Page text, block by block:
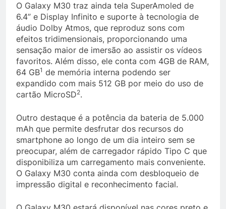
O Galaxy M30 traz ainda tela SuperAmoled de
6.4” e Display Infinito e suporte à tecnologia de
áudio Dolby Atmos, que reproduz sons com
efeitos tridimensionais, proporcionando uma
sensação maior de imersão ao assistir os vídeos
favoritos. Além disso, ele conta com 4GB de RAM,
64 GB1 de memória interna podendo ser
expandido com mais 512 GB por meio do uso de
cartão MicroSD2.
Outro destaque é a potência da bateria de 5.000
mAh que permite desfrutar dos recursos do
smartphone ao longo de um dia inteiro sem se
preocupar, além de carregador rápido Tipo C que
disponibiliza um carregamento mais conveniente.
O Galaxy M30 conta ainda com desbloqueio de
impressão digital e reconhecimento facial.